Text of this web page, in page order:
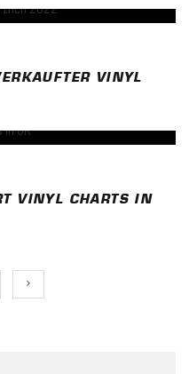
VINYL
VINYL CHARTS IN